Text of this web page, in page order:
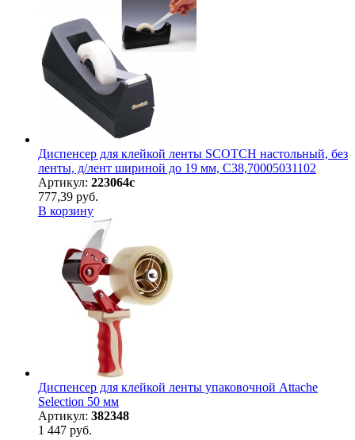
Диспенсер для клейкой ленты SCOTCH настольный, без
ленты, д/лент шириной до 19 мм, С38,70005031102
Артикул: 223064с
777,39 руб.
В корзину
Диспенсер для клейкой ленты упаковочной Attache
Selection 50 мм
Артикул: 382348
1 447 руб.